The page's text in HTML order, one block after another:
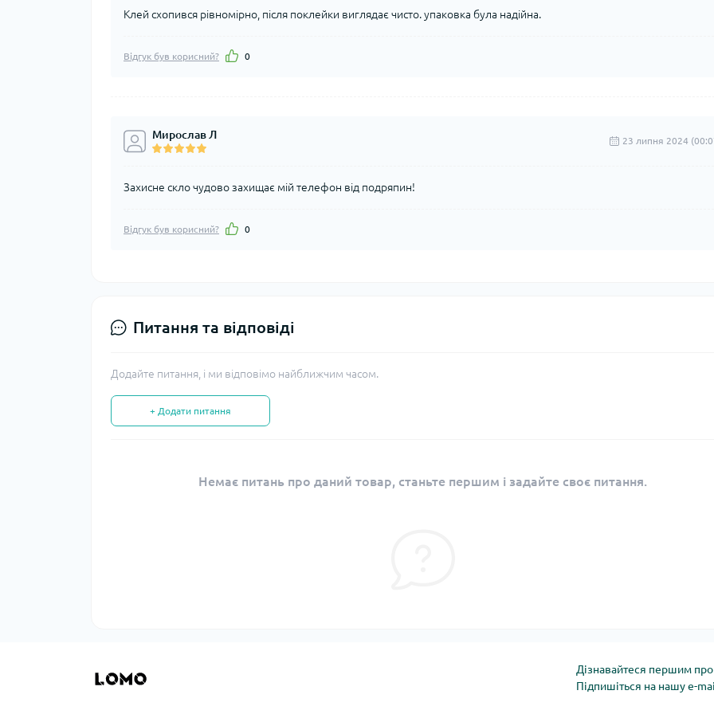
Клей схопився рівномірно, після поклейки виглядає чисто. упаковка була надійна.
Відгук був корисний? 0
Мирослав Л 23 липня 2024
Захисне скло чудово захищає мій телефон від подряпин!
Відгук був корисний? 0
Питання та відповіді
Додайте питання, і ми відповімо найближчим часом.
+ Додати питання
Немає питань про даний товар, станьте першим і задайте своє питання.
Дізнавайтеся першим про
Підпишіться на нашу e-